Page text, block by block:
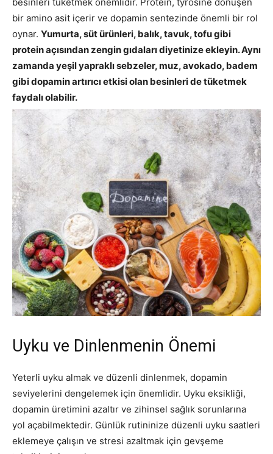
bir amino asit içerir ve dopamin sentezinde önemli bir rol
oynar. Yumurta, süt ürünleri, balık, tavuk, tofu gibi
protein açısından zengin gıdaları diyetinize ekleyin. Aynı
zamanda yeşil yapraklı sebzeler, muz, avokado, badem
gibi dopamin artırıcı etkisi olan besinleri de tüketmek
faydalı olabilir.
Uyku ve Dinlenmenin Önemi
Yeterli uyku almak ve düzenli dinlenmek, dopamin
seviyelerini dengelemek için önemlidir. Uyku eksikliği,
dopamin üretimini azaltır ve zihinsel sağlık sorunlarına
yol açabilmektedir. Günlük rutininize düzenli uyku saatleri
eklemeye çalışın ve stresi azaltmak için gevşeme